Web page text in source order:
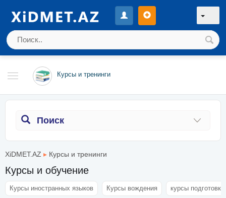
Курсы и тренинги
Поиск
XiDMET.AZ ▸ Курсы и тренинги
Курсы и обучение
Курсы иностранных языков Курсы вождения курсы